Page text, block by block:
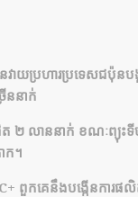
វាយប្រហារប្រទេសជប៉ុនប
ននាក់
២ លាននាក់ ខណៈព្យុះទីហ្
ក។
ពួកគេនឹងបង្កើនការផលិ